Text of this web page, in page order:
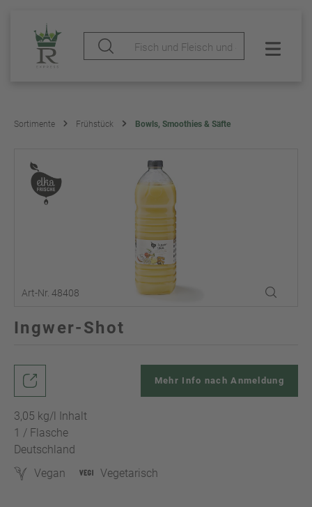
Sortimente Frühstück Bowls, Smoothies & Säfte
Art-Nr. 48408
Ingwer-Shot
3,05 kg/l Inhalt
1 / Flasche
Deutschland
Vegan
Vegetarisch
Mehr Info nach Anmeldung